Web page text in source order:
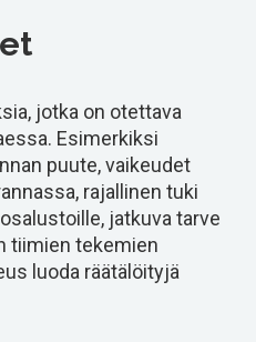
jotka on otettava
Esimerkiksi
puute, vaikeudet
rajallinen tuki
jatkuva tarve
tiimien tekemien
luoda räätälöityjä